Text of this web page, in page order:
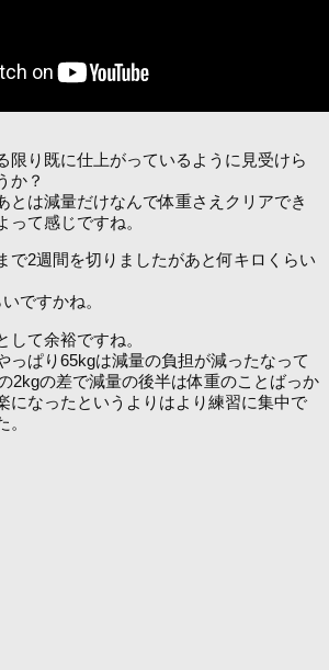
り既に仕上がっているように見受けら
か？
は減量だけなんで体重さえクリアでき
て感じですね。
2週間を切りましたがあと何キロくらい
ですかね。
て余裕ですね。
ぱり65kgは減量の負担が減ったなって
2kgの差で減量の後半は体重のことばっか
になったというよりはより練習に集中で